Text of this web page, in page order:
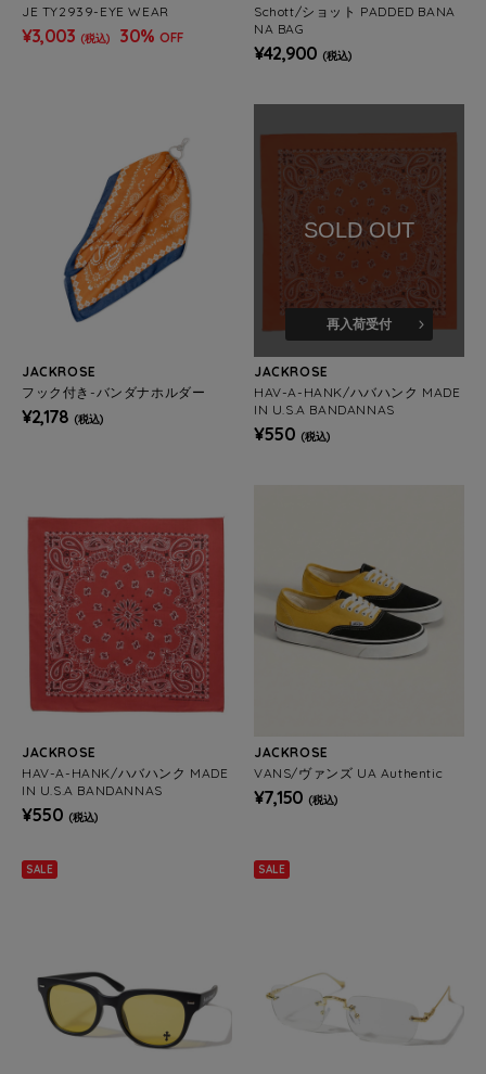
JE TY2939-EYE WEAR
¥3,003 (税込) 30% OFF
Schott/ショット PADDED BANA
NA BAG
¥42,900 (税込)
JACKROSE
フック付き-バンダナホルダー
¥2,178 (税込)
SOLD OUT
再入荷受付
JACKROSE
HAV-A-HANK/ハバハンク MADE
IN U.S.A BANDANNAS
¥550 (税込)
JACKROSE
HAV-A-HANK/ハバハンク MADE
IN U.S.A BANDANNAS
¥550 (税込)
JACKROSE
VANS/ヴァンズ UA Authentic
¥7,150 (税込)
SALE SALE